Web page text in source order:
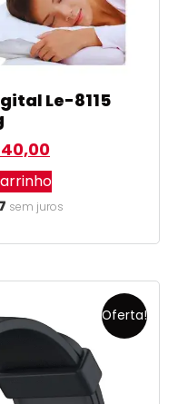
Le-8115
40,00
sem juros
Oferta!